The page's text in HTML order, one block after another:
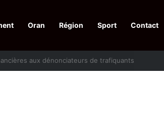
Oran Région Sport Contact
aux dénonciateurs de trafiquants